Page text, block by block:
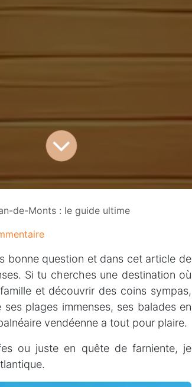
de-Monts : le guide ultime
bonne question et dans cet article de
Si tu cherches une destination où
et découvrir des coins sympas,
plages immenses, ses balades en
vendéenne a tout pour plaire.
ou juste en quête de farniente, je